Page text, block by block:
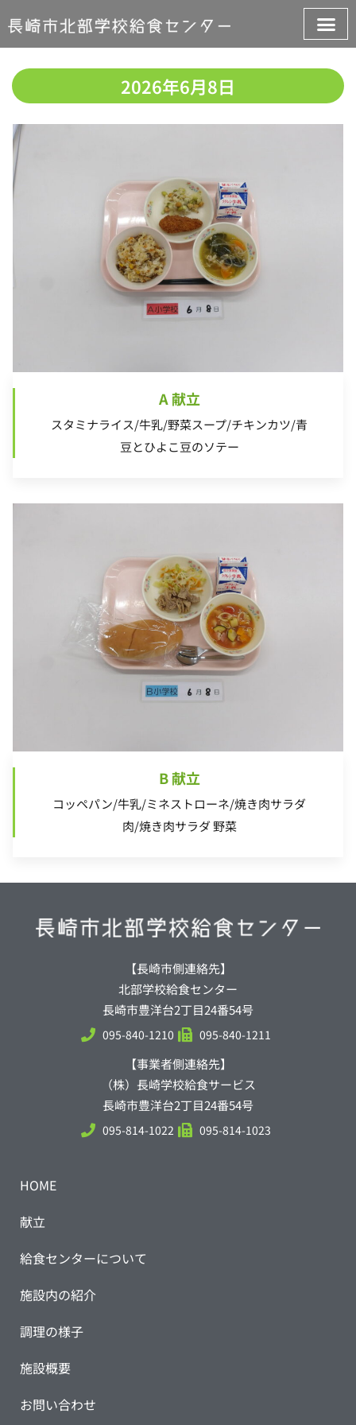
2026年6月8日
A 献立
スタミナライス/牛乳/野菜スープ/チキンカツ/青
豆とひよこ豆のソテー
B 献立
コッペパン/牛乳/ミネストローネ/焼き肉サラダ
肉/焼き肉サラダ 野菜
【長崎市側連絡先】
北部学校給食センター
長崎市豊洋台2丁目24番54号
095-840-1210 095-840-1211
【事業者側連絡先】
（株）長崎学校給食サービス
長崎市豊洋台2丁目24番54号
095-814-1022 095-814-1023
HOME
献立
給食センターについて
施設内の紹介
調理の様子
施設概要
お問い合わせ